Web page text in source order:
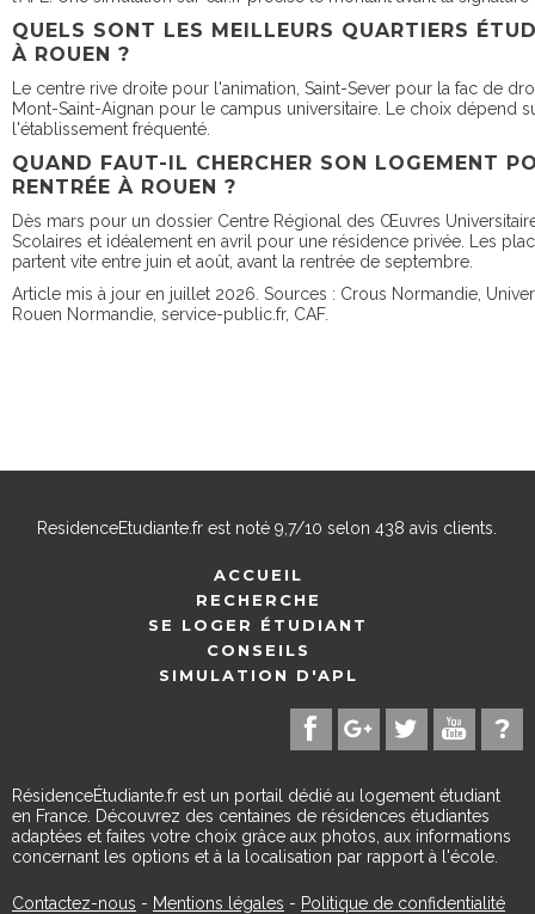
QUELS SONT LES MEILLEURS QUARTIERS
À ROUEN ?
Le centre rive droite pour l'animation, Saint-Sever pour la fac de
Mont-Saint-Aignan pour le campus universitaire. Le choix dépend
l'établissement fréquenté.
QUAND FAUT-IL CHERCHER SON LOGEMENT
RENTRÉE À ROUEN ?
Dès mars pour un dossier Centre Régional des Œuvres
Scolaires et idéalement en avril pour une résidence privée. Les
partent vite entre juin et août, avant la rentrée de septembre.
Article mis à jour en juillet 2026. Sources : Crous Normandie,
Rouen Normandie, service-public.fr, CAF.
ResidenceEtudiante.fr est noté9,7/10 selon438 avis clients.
ACCUEIL
RECHERCHE
SE LOGER ÉTUDIANT
CONSEILS
SIMULATION D'APL
RésidenceÉtudiante.fr est un portail dédié au logement étudiant
en France. Découvrez des centaines de résidences étudiantes
adaptées et faites votre choix grâce aux photos, aux informations
concernant les options et à la localisation par rapport à l'école.
Contactez-nous - Mentions légales - Politique de confidentialité